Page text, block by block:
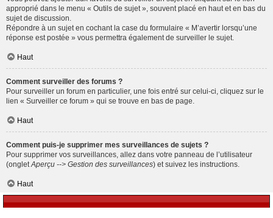
approprié dans le menu « Outils de sujet », souvent placé en haut et en bas du
sujet de discussion.
Répondre à un sujet en cochant la case du formulaire « M’avertir lorsqu’une
réponse est postée » vous permettra également de surveiller le sujet.
Haut
Comment surveiller des forums ?
Pour surveiller un forum en particulier, une fois entré sur celui-ci, cliquez sur le
lien « Surveiller ce forum » qui se trouve en bas de page.
Haut
Comment puis-je supprimer mes surveillances de sujets ?
Pour supprimer vos surveillances, allez dans votre panneau de l’utilisateur
(onglet Aperçu --> Gestion des surveillances) et suivez les instructions.
Haut